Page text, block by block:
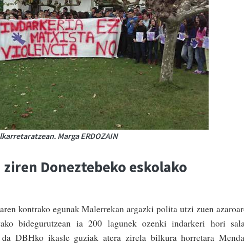
Marga ERDOZAIN
Doneztebeko eskolako
kontrako egunak Malerrekan argazki polita utzi zuen
bidegurutzean ia 200 lagunek ozenki indarkeri hori
DBHko ikasle guziak atera zirela bilkura horre­tara